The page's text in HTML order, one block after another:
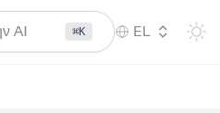
AI ⌘K EL